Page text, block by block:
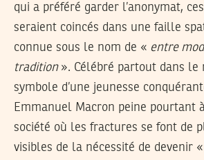
qui a préféré garder l’anonymat,
seraient coincés dans une faille
connue sous le nom de « entre
tradition». Célébré partout dans le
symbole d’une jeunesse
Emmanuel Macron peine pourtant
société où les fractures se font de
visibles de la nécessité de devenir «